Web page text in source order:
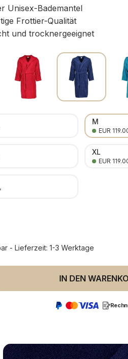
Unisex-Bademantel
Frottier-Qualität
und trocknergeeignet
M
EUR
XL
EUR
- Lieferzeit: 1-3 Werktage
Gib den
IN DEN